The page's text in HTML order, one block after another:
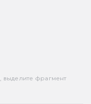
выделите фрагмент